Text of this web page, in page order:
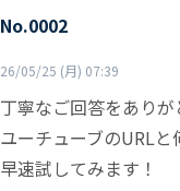
No.0002
26/05/25 (月) 07:39
丁寧なご回答をありが
ユーチューブのURL
早速試してみます！